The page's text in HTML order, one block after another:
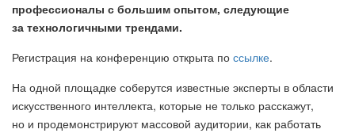
профессионалы с большим опытом, следующие
за технологичными трендами.
Регистрация на конференцию открыта по ссылке.
На одной площадке соберутся известные эксперты в области
искусственного интеллекта, которые не только расскажут,
но и продемонстрируют массовой аудитории, как работать